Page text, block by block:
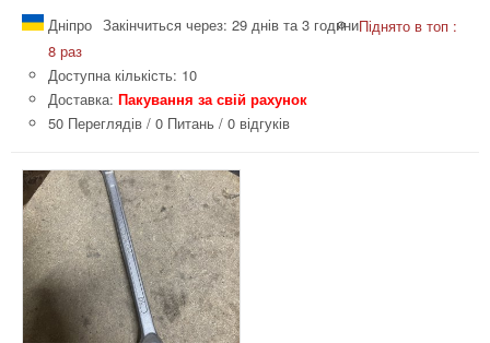
Дніпро Закінчиться через: 29 днів та 3 годиниПіднято в топ :
8 раз
Доступна кількість: 10
Доставка: Пакування за свій рахунок
50 Переглядів / 0 Питань / 0 відгуків